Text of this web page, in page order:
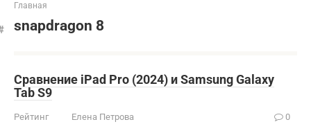
Главная
snapdragon 8
Сравнение iPad Pro (2024) и Samsung Galaxy
Tab S9
Рейтинг Елена Петрова 0